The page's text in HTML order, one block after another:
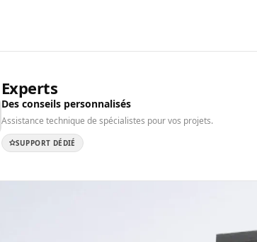
Experts
Des conseils personnalisés
Assistance technique de spécialistes pour vos projets.
SUPPORT DÉDIÉ